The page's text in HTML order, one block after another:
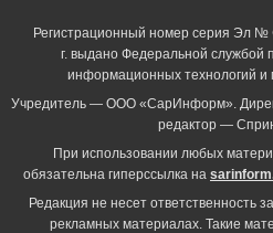
Регистрационный номер серия Эл
г. выдано Федеральной службой
информационных технологий и
Учредитель — ООО «СарИнформ».
редактор —
При использовании любых
обязательна гиперссылка на
Редакция не несет ответственность
рекламных материалах. Такие